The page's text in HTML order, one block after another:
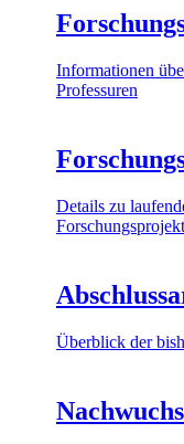
Informationen
Professuren
Details zu
Überblick der